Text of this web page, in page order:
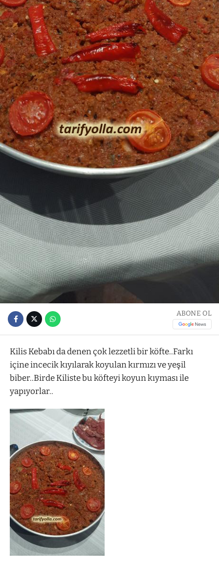
ABONE OL
Kilis Kebabı da denen çok lezzetli bir köfte..Farkı
içine incecik kıyılarak koyulan kırmızı ve yeşil
biber..Birde Kiliste bu köfteyi koyun kıyması ile
yapıyorlar..